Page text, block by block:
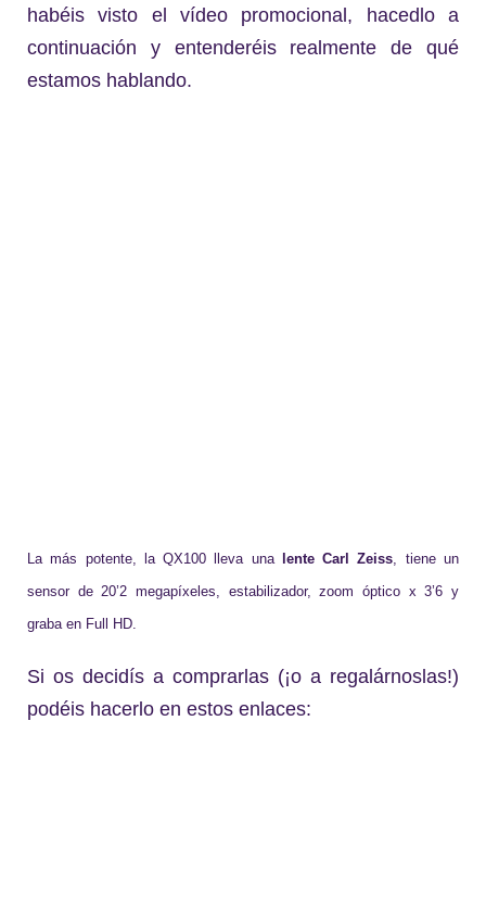
habéis visto el vídeo promocional, hacedlo a
continuación y entenderéis realmente de qué
estamos hablando.
La más potente, la QX100 lleva una lente Carl Zeiss , tiene un
sensor de 20’2 megapíxeles, estabilizador, zoom óptico x 3’6 y
graba en Full HD.
Si os decidís a comprarlas (¡o a regalárnoslas!)
podéis hacerlo en estos enlaces: